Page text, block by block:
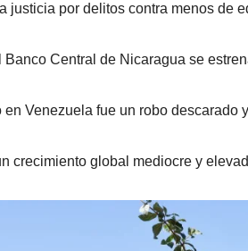
justicia por delitos contra menos de
Central de Nicaragua se
en Venezuela fue un robo
crecimiento global mediocre y